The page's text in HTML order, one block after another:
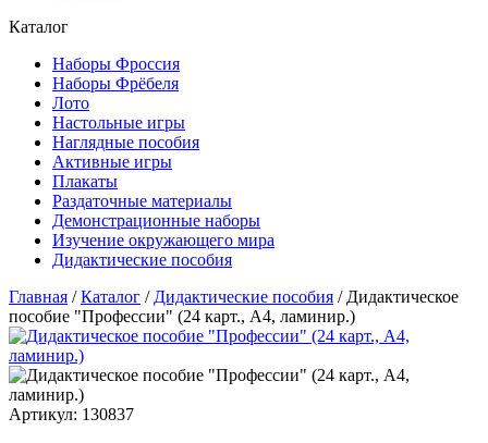
Каталог
Наборы Фроссия
Наборы Фрёбеля
Лото
Настольные игры
Наглядные пособия
Активные игры
Плакаты
Раздаточные материалы
Демонстрационные наборы
Изучение окружающего мира
Дидактические пособия
Главная /Каталог / Дидактические пособия / Дидактическое
пособие "Профессии" (24 карт., А4, ламинир.)
Артикул: 130837